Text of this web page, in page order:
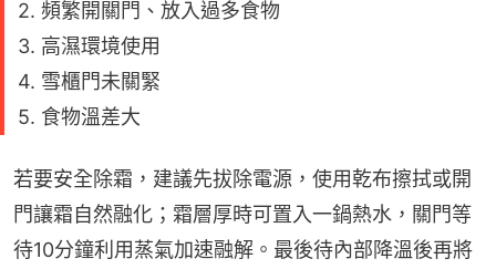
2. 頻繁開關門、放入過多食物
3. 高濕環境使用
4. 雪櫃門未關緊
5. 食物溫差大
若要安全除霜，建議先拔除電源，使用乾布擦拭或開
門讓霜自然融化；霜層厚時可置入一鍋熱水，關門等
待10分鐘利用蒸氣加速融解。最後待內部降溫後再將